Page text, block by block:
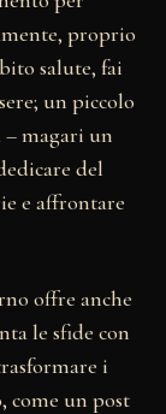
proprio
salute, fai
un piccolo
magari un
del
e affrontare
offre anche
le sfide con
i
come un post